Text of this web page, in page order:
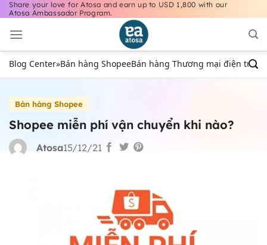
Bỏ
nội
dung
Share your love for Atosa and earn up to USD 1,800 with our
Atosa Ambassador Program.
Blog Center»Bán hàng ShopeeBán hàng Thương mại điện tử
Bán hàng Shopee
Shopee miễn phí vận chuyển khi nào?
Atosa15/12/21